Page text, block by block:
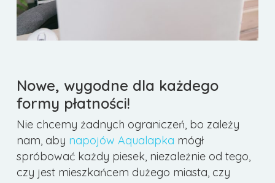
Nowe, wygodne dla każdego
formy płatności!
Nie chcemy żadnych ograniczeń, bo zależy
nam, aby napojów Aqualapka mógł
spróbować każdy piesek, niezależnie od tego,
czy jest mieszkańcem dużego miasta, czy